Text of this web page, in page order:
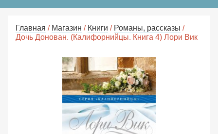
Главная / Магазин / Книги / Романы, рассказы /
Дочь Донован. (Калифорнийцы. Книга 4) Лори Вик